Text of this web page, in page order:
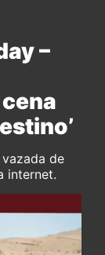
–
de
internet.